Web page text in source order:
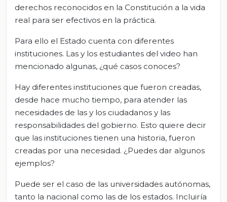
derechos reconocidos en la Constitución a la vida
real para ser efectivos en la práctica.
Para ello el Estado cuenta con diferentes
instituciones. Las y los estudiantes del video han
mencionado algunas, ¿qué casos conoces?
Hay diferentes instituciones que fueron creadas,
desde hace mucho tiempo, para atender las
necesidades de las y los ciudadanos y las
responsabilidades del gobierno. Esto quiere decir
que las instituciones tienen una historia, fueron
creadas por una necesidad. ¿Puedes dar algunos
ejemplos?
Puede ser el caso de las universidades autónomas,
tanto la nacional como las de los estados. Incluiría